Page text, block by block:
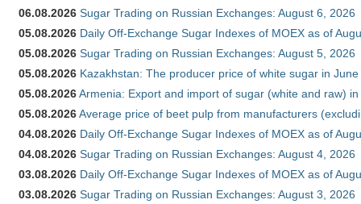
06.08.2026 Sugar Trading on Russian Exchanges: August 6, 2026
05.08.2026 Daily Off-Exchange Sugar Indexes of MOEX as of
05.08.2026 Sugar Trading on Russian Exchanges: August 5, 2026
05.08.2026 Kazakhstan: The producer price of white sugar in
05.08.2026Armenia: Export and import of sugar (white and raw)
05.08.2026Average price of beet pulp from manufacturers
04.08.2026 Daily Off-Exchange Sugar Indexes of MOEX as of
04.08.2026 Sugar Trading on Russian Exchanges: August 4, 2026
03.08.2026 Daily Off-Exchange Sugar Indexes of MOEX as of
03.08.2026 Sugar Trading on Russian Exchanges: August 3, 2026